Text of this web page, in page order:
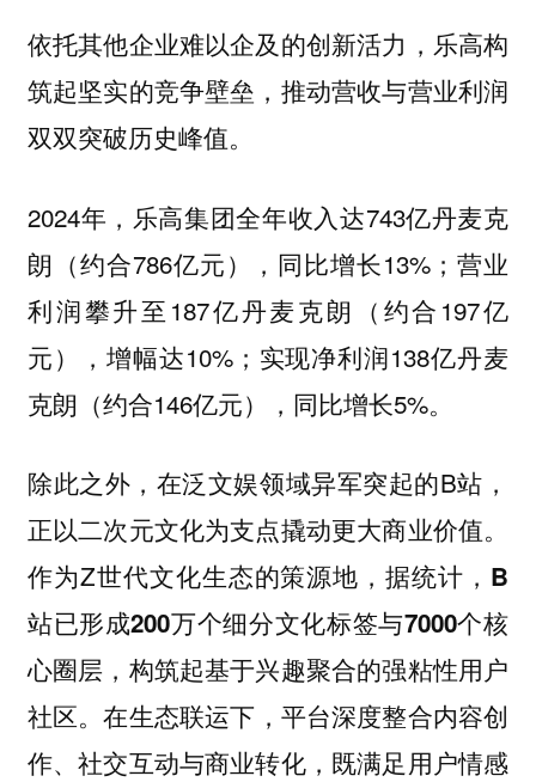
依托其他企业难以企及的创新活力，乐高构
筑起坚实的竞争壁垒，推动营收与营业利润
双双突破历史峰值。
2024年，乐高集团全年收入达743亿丹麦克
朗（约合786亿元），同比增长13%；营业
利润攀升至187亿丹麦克朗（约合197亿
元），增幅达10%；实现净利润138亿丹麦
克朗（约合146亿元），同比增长5%。
除此之外，在泛文娱领域异军突起的B站，
正以二次元文化为支点撬动更大商业价值。
作为Z世代文化生态的策源地，据统计，B
站已形成200万个细分文化标签与7000个核
心圈层，构筑起基于兴趣聚合的强粘性用户
社区。在生态联运下，平台深度整合内容创
作、社交互动与商业转化，既满足用户情感